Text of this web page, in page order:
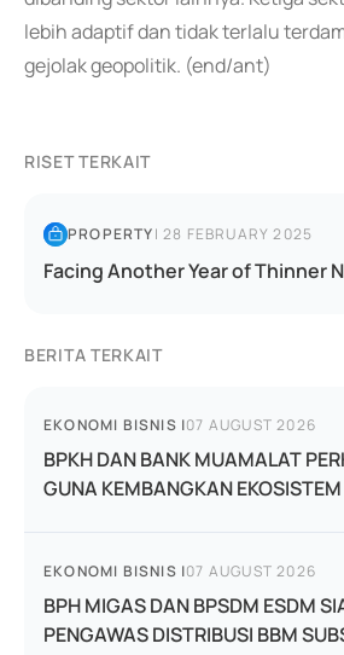
lebih adaptif dan tidak terlalu
gejolak geopolitik. (end/ant)
RISET TERKAIT
PROPERTY|28 FEBRUARY 2025
Facing Another Year of Thinner
BERITA TERKAIT
EKONOMI BISNIS |07 AUGUST 2026
BPKH DAN BANK MUAMALAT
GUNA KEMBANGKAN
EKONOMI BISNIS |07 AUGUST 2026
BPH MIGAS DAN BPSDM ESDM
PENGAWAS DISTRIBUSI BBM